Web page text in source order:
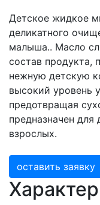
Детское жидкое
деликатного
малыша.. Масло
состав продукта,
нежную детскую
высокий уровень
предотвращая
предназначен
взрослых.
оставить заявку